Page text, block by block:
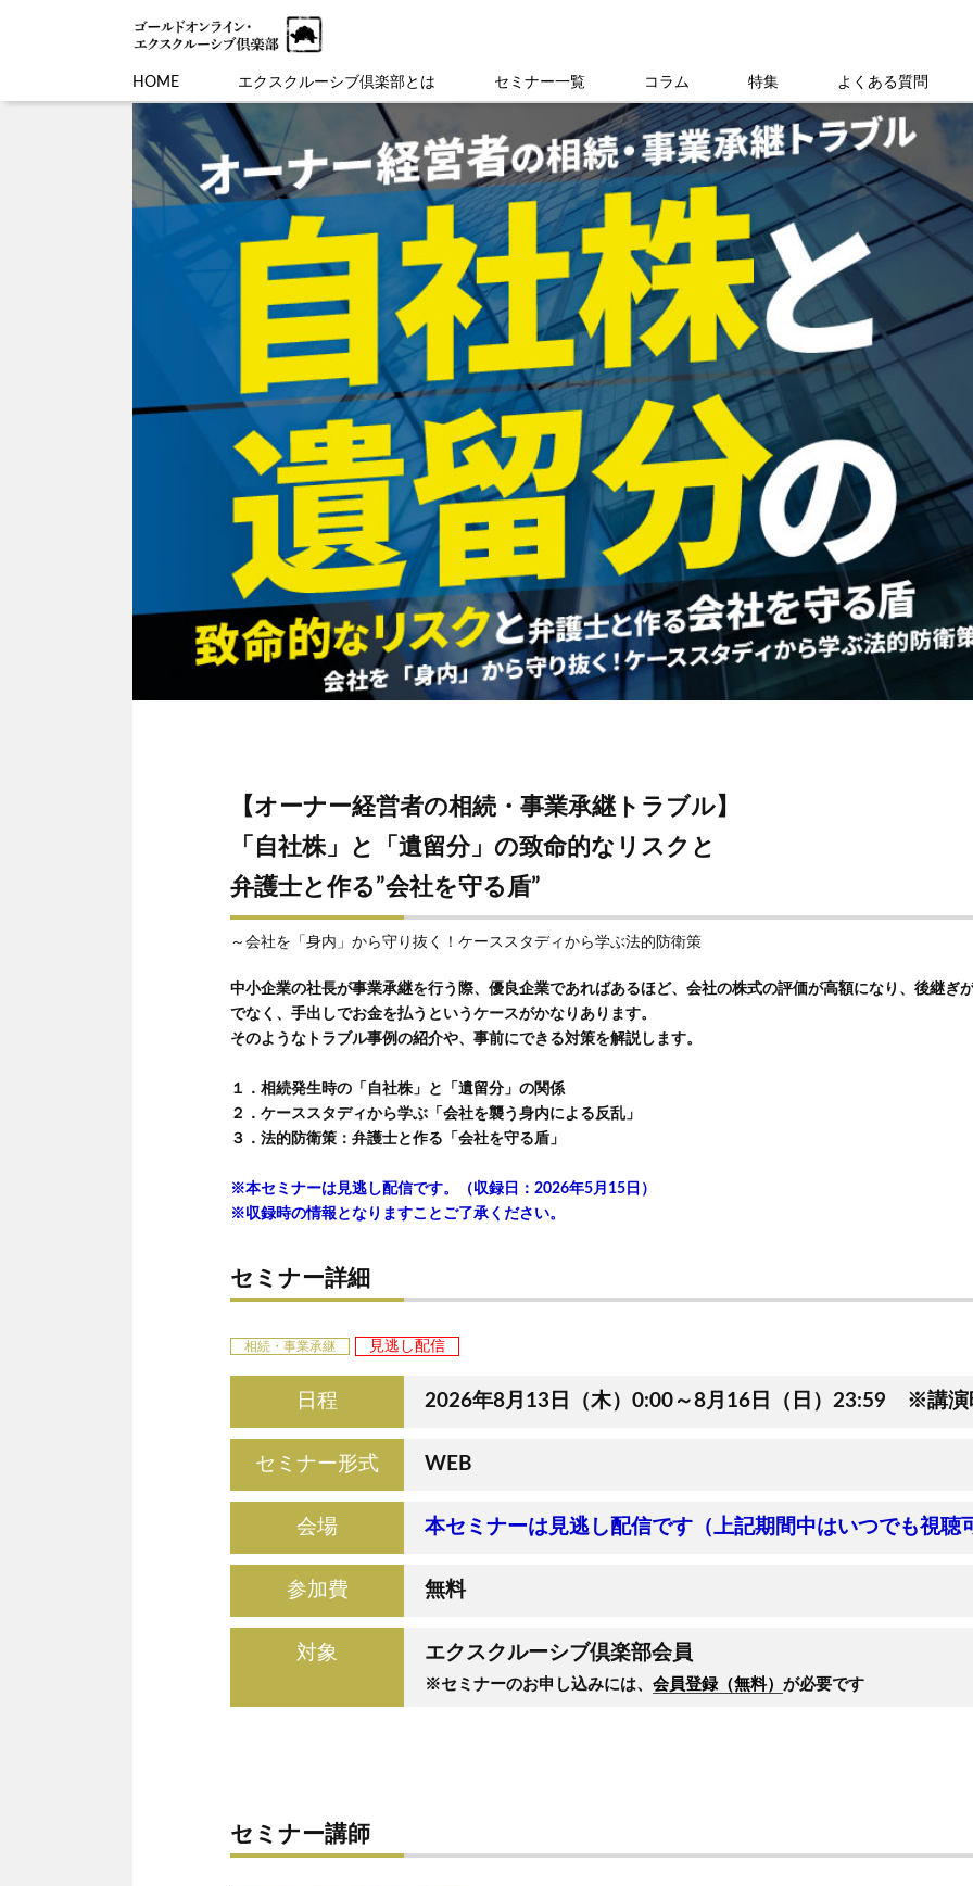
HOME エクスクルーシブ倶楽部とは セミナー一覧 コラム 特集 よくある質問
【オーナー経営者の相続・事業承継トラブル】
「自社株」と「遺留分」の致命的なリスクと
弁護士と作る”会社を守る盾”
～会社を「身内」から守り抜く！ケーススタディから学ぶ法的防衛策
中小企業の社長が事業承継を行う際、優良企業であればあるほど、会社の株式の評価が高額になり、後継ぎ
でなく、手出しでお金を払うというケースがかなりあります。
そのようなトラブル事例の紹介や、事前にできる対策を解説します。
１．相続発生時の「自社株」と「遺留分」の関係
２．ケーススタディから学ぶ「会社を襲う身内による反乱」
３．法的防衛策：弁護士と作る「会社を守る盾」
※本セミナーは見逃し配信です。（収録日：2026年5月15日）
※収録時の情報となりますことご了承ください。
セミナー詳細
相続・事業承継 見逃し配信
日程 2026年8月13日（木）0:00～8月16日（日）23:59 ※講演
セミナー形式 WEB
会場 本セミナーは見逃し配信です（上記期間中はいつでも視聴
参加費 無料
対象 エクスクルーシブ倶楽部会員
※セミナーのお申し込みには、 会員登録（無料） が必要です
セミナー講師